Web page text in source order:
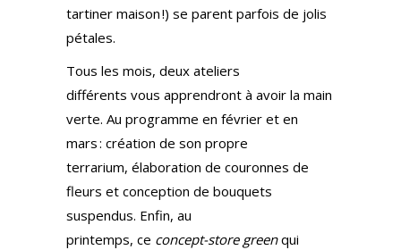
tartiner maison !) se parent parfois de jolis
pétales.
Tous les mois, deux ateliers
différents vous apprendront à avoir la main
verte. Au programme en février et en
mars : création de son propre
terrarium, élaboration de couronnes de
fleurs et conception de bouquets
suspendus. Enfin, au
printemps, ce concept-store greenqui